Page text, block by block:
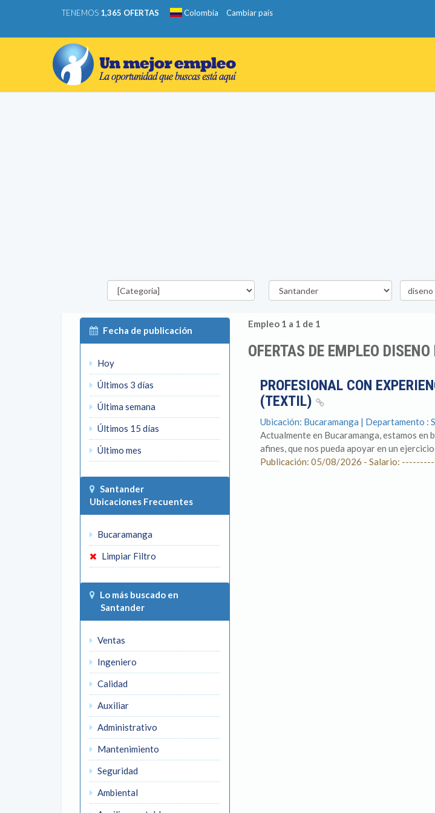
TENEMOS 1,365 OFERTAS Colombia Cambiar país
Categorías Departamento
Palabra
clave
Fecha de publicación
Hoy
Últimos 3 días
Última semana
Últimos 15 días
Último mes
Santander
Ubicaciones Frecuentes
Bucaramanga
Limpiar Filtro
Lo más buscado en
Santander
Ventas
Ingeniero
Calidad
Auxiliar
Administrativo
Mantenimiento
Seguridad
Ambiental
Empleo 1 a 1 de 1
OFERTAS DE EMPLEO
PROFESIONAL CON
(TEXTIL)
Ubicación: Bucaramanga | Departamento :
Actualmente en Bucaramanga, estamos
afines, que nos pueda apoyar en un
Publicación: 05/08/2026 - Salario: